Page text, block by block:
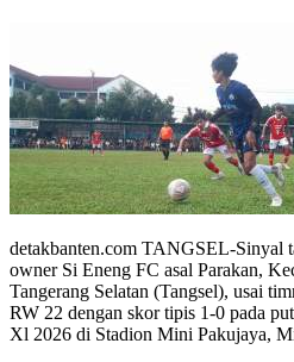
detakbanten.com TANGSEL-Sinyal
owner Si Eneng FC asal Parakan,
Tangerang Selatan (Tangsel), usai
RW 22 dengan skor tipis 1-0 pada
Xl 2026 di Stadion Mini Pakujaya,